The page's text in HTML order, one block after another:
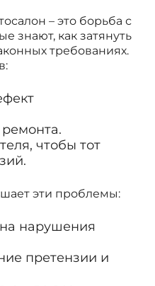
– это борьба с
знают, как затянуть
требованиях.
чтобы тот
эти проблемы:
нарушения
претензии и